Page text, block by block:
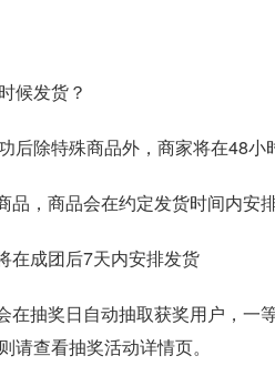
候发货？
后除特殊商品外，商家将在48
品，商品会在约定发货时间内安
在成团后7天内安排发货
在抽奖日自动抽取获奖用户，
请查看抽奖活动详情页。